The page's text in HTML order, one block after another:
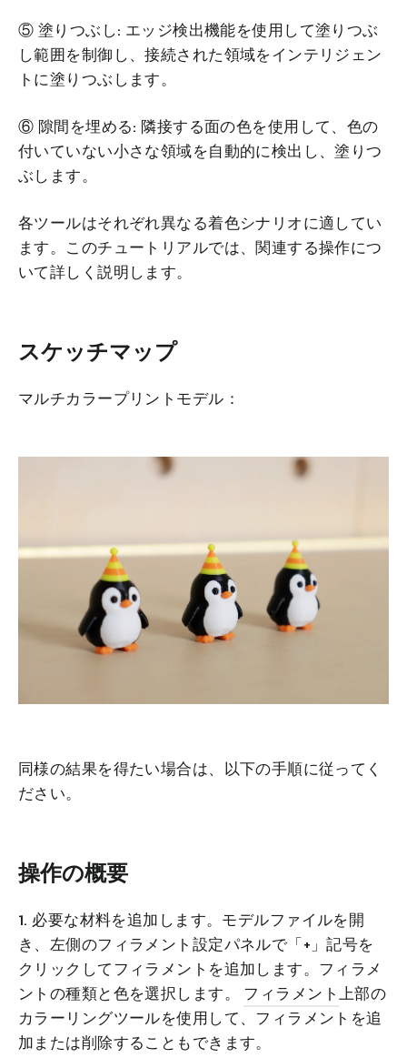
⑤ 塗りつぶし: エッジ検出機能を使用して塗りつぶ
し範囲を制御し、接続された領域をインテリジェン
トに塗りつぶします。
⑥ 隙間を埋める: 隣接する面の色を使用して、色の
付いていない小さな領域を自動的に検出し、塗りつ
ぶします。
各ツールはそれぞれ異なる着色シナリオに適してい
ます。このチュートリアルでは、関連する操作につ
いて詳しく説明します。
スケッチマップ
マルチカラープリントモデル：
同様の結果を得たい場合は、以下の手順に従ってく
ださい。
操作の概要
1. 必要な材料を追加します。モデルファイルを開
き、左側のフィラメント設定パネルで「+」記号を
クリックしてフィラメントを追加します。フィラメ
ントの種類と色を選択します。 フィラメント上部の
カラーリングツールを使用して、フィラメントを追
加または削除することもできます。